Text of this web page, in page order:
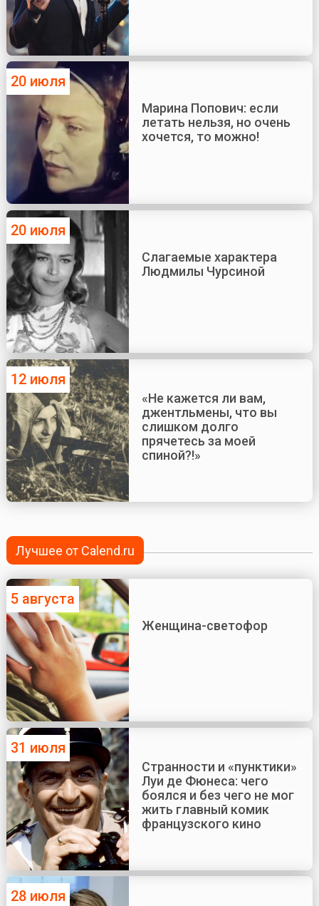
20 июля
Марина Попович: если
летать нельзя, но очень
хочется, то можно!
20 июля
Слагаемые характера
Людмилы Чурсиной
12 июля
«Не кажется ли вам,
джентльмены, что вы
слишком долго
прячетесь за моей
спиной?!»
Лучшее от Calend.ru
5 августа
Женщина-светофор
31 июля
Странности и «пунктики»
Луи де Фюнеса: чего
боялся и без чего не мог
жить главный комик
французского кино
28 июля